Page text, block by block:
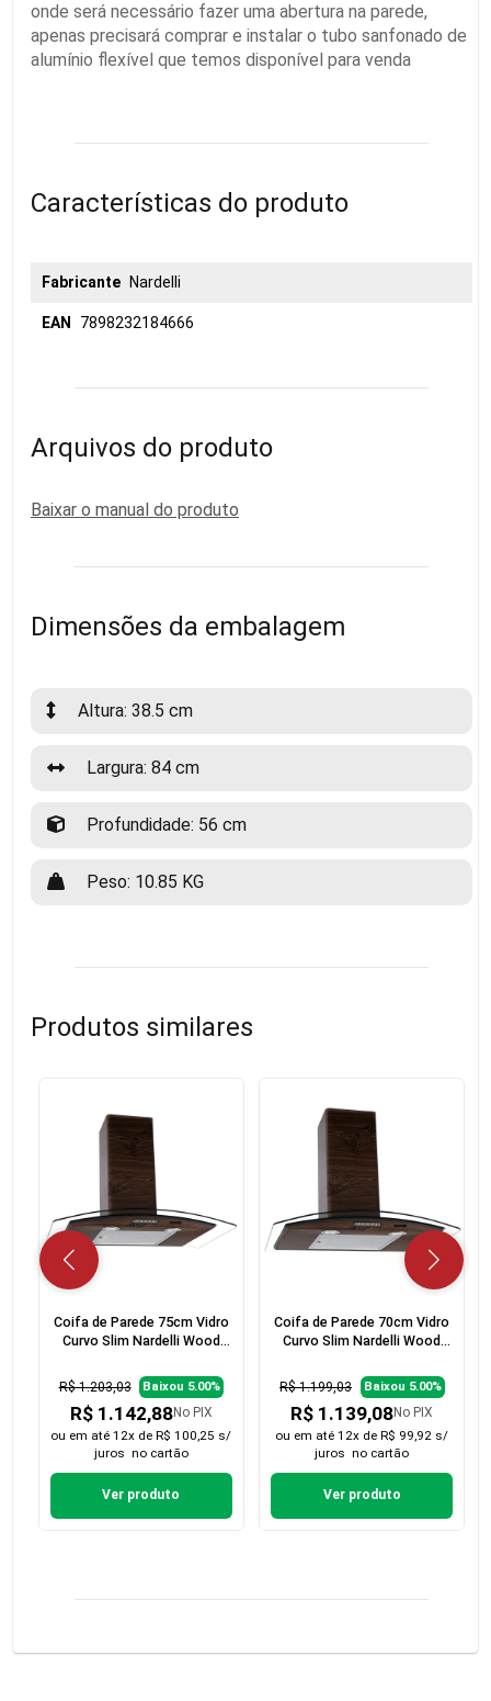
onde será necessário fazer uma abertura na parede,
apenas precisará comprar e instalar o tubo sanfonado de
alumínio flexível que temos disponível para venda
Características do produto
Fabricante Nardelli
EAN 7898232184666
Arquivos do produto
Baixar o manual do produto
Dimensões da embalagem
Altura: 38.5 cm
Largura: 84 cm
Profundidade: 56 cm
Peso: 10.85 KG
Produtos similares
Coifa de Parede 75cm Vidro
Curvo Slim Nardelli Wood
R$ 1.203,03 Baixou 5.00%
R$ 1.142,88No PIX
ou em até 12x de R$ 100,25 s/
juros no cartão
Ver produto
Coifa de Parede 70cm Vidro
Curvo Slim Nardelli Wood
R$ 1.199,03 Baixou 5.00%
R$ 1.139,08No PIX
ou em até 12x de R$ 99,92 s/
juros no cartão
Ver produto